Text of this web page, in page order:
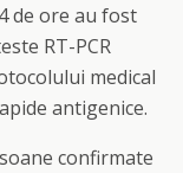
de ore au fost
RT-PCR
medical
antigenice.
confirmate